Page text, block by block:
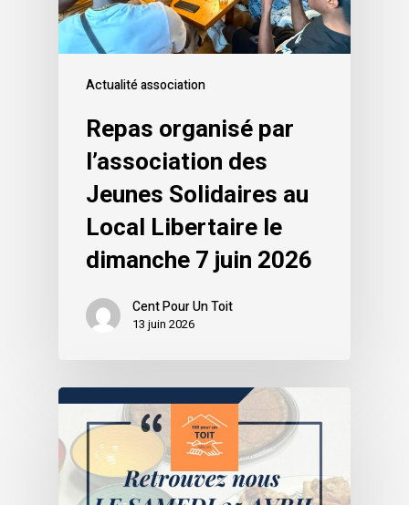
Actualité association
Repas organisé par
l’association des
Jeunes Solidaires au
Local Libertaire le
dimanche 7 juin 2026
Cent Pour Un Toit
13 juin 2026